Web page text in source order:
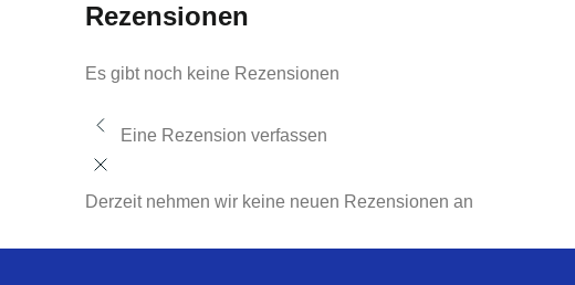
Rezensionen
Es gibt noch keine Rezensionen
Eine Rezension verfassen
Derzeit nehmen wir keine neuen Rezensionen an